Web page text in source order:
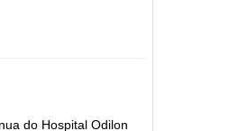
do Hospital Odilon